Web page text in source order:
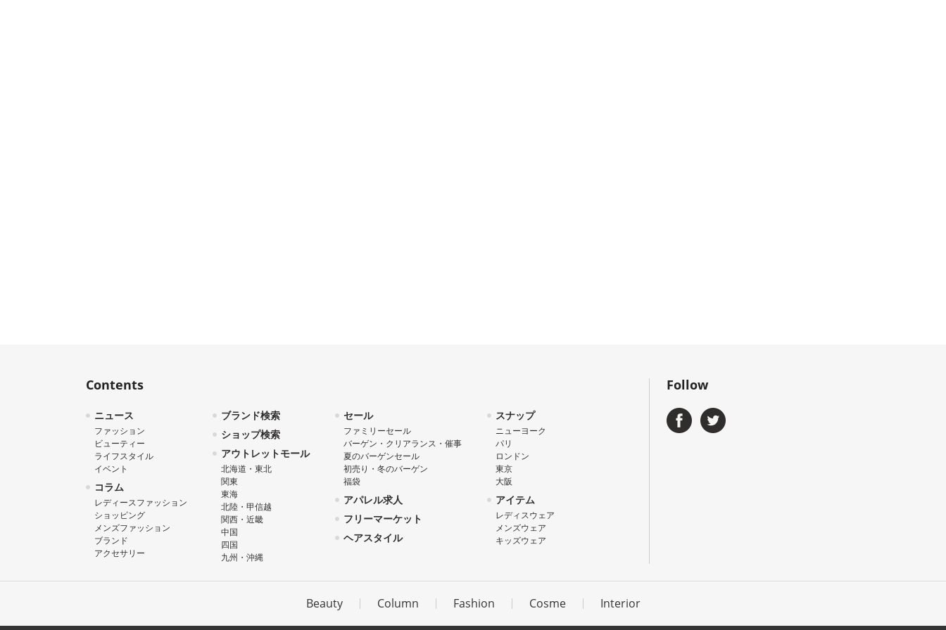
Contents
ニュース
ファッション
ビューティー
ライフスタイル
イベント
コラム
レディースファッション
ショッピング
メンズファッション
ブランド
アクセサリー
ブランド検索
ショップ検索
アウトレットモール
北海道・東北
関東
東海
北陸・甲信越
関西・近畿
中国
四国
九州・沖縄
セール
ファミリーセール
バーゲン・クリアランス・催事
夏のバーゲンセール
初売り・冬のバーゲン
福袋
アパレル求人
フリーマーケット
ヘアスタイル
スナップ
ニューヨーク
パリ
ロンドン
東京
大阪
アイテム
レディスウェア
メンズウェア
キッズウェア
Follow
Beauty Column Fashion Cosme Interior